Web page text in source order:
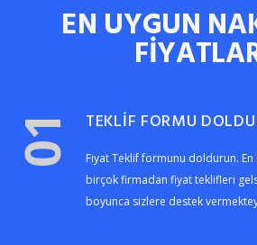
EN UYGUN
01 TEKLİF FORMU
Fiyat Teklif formunu doldurun. En
birçok firmadan fiyat teklifleri
boyunca sizlere destek